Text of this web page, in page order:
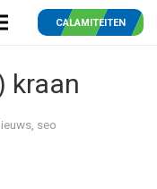
CALAMITEITEN
kraan
seo